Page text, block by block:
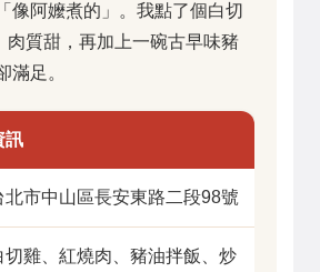
像阿嬤煮的」。我點了個白切
肉質甜，再加上一碗古早味豬
滿足。
訊
北市中山區長安東路二段98號
切雞、紅燒肉、豬油拌飯、炒